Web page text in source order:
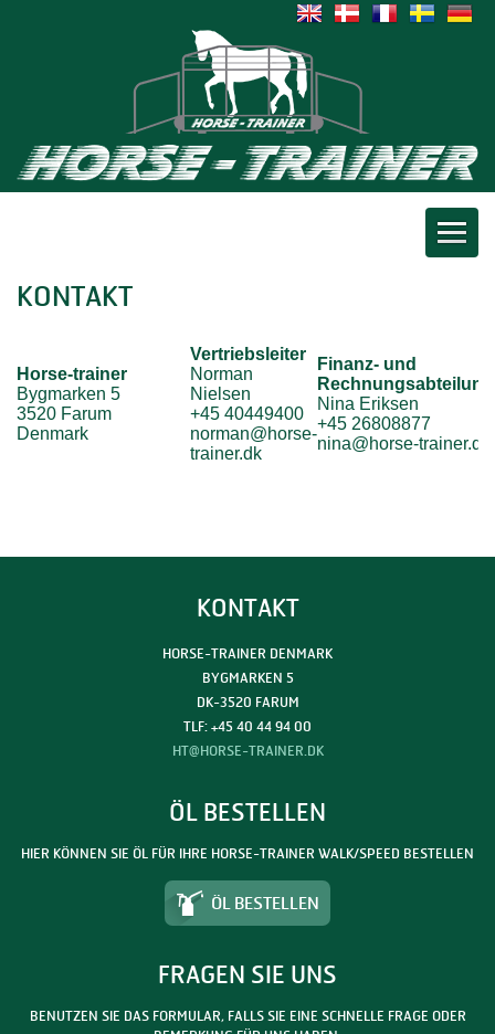
KONTAKT
Horse-trainer
Bygmarken 5
3520 Farum
Denmark
Vertriebsleiter
Norman
Nielsen
+45 40449400
norman@horse-
trainer.dk
Finanz- und
Rechnungsabteilung
Nina Eriksen
+45 26808877
nina@horse-trainer.dk
KONTAKT
HORSE-TRAINER DENMARK
BYGMARKEN 5
DK-3520 FARUM
TLF: +45 40 44 94 00
HT@HORSE-TRAINER.DK
ÖL BESTELLEN
HIER KÖNNEN SIE ÖL FÜR IHRE HORSE-TRAINER WALK/SPEED BESTELLEN
ÖL BESTELLEN
FRAGEN SIE UNS
BENUTZEN SIE DAS FORMULAR, FALLS SIE EINE SCHNELLE FRAGE ODER